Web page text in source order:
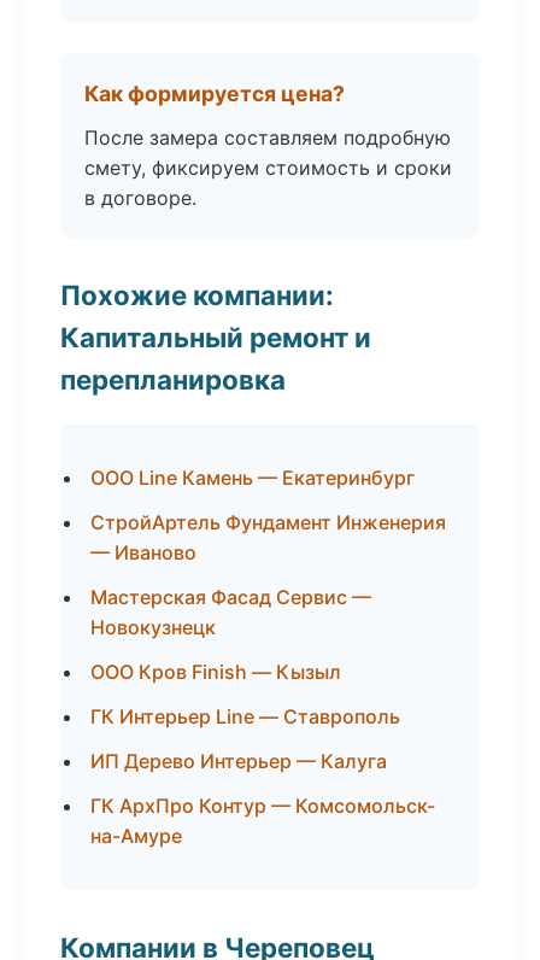
Как формируется цена?
После замера составляем подробную
смету, фиксируем стоимость и сроки
в договоре.
Похожие компании:
Капитальный ремонт и
перепланировка
ООО Line Камень — Екатеринбург
СтройАртель Фундамент Инженерия
— Иваново
Мастерская Фасад Сервис —
Новокузнецк
ООО Кров Finish — Кызыл
ГК Интерьер Line — Ставрополь
ИП Дерево Интерьер — Калуга
ГК АрхПро Контур — Комсомольск-
на-Амуре
Компании в Череповец